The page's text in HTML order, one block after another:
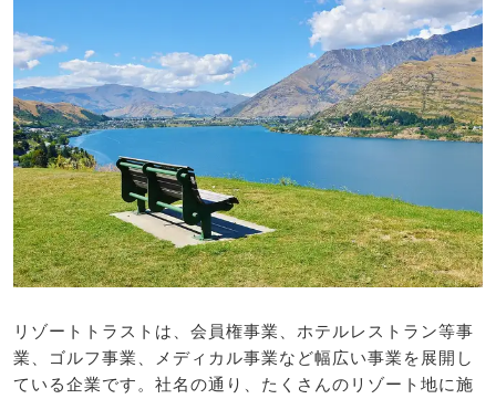
リゾートトラストは、会員権事業、ホテルレストラン等事
業、ゴルフ事業、メディカル事業など幅広い事業を展開し
ている企業です。社名の通り、たくさんのリゾート地に施